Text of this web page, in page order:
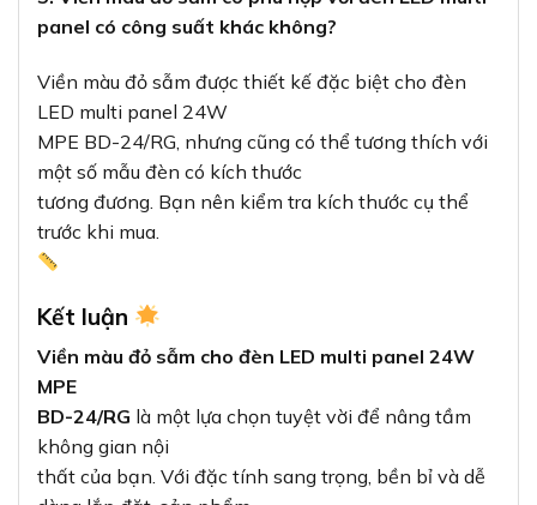
panel có công suất khác không?
Viền màu đỏ sẫm được thiết kế đặc biệt cho đèn
LED multi panel 24W
MPE BD-24/RG, nhưng cũng có thể tương thích với
một số mẫu đèn có kích thước
tương đương. Bạn nên kiểm tra kích thước cụ thể
trước khi mua.
Kết luận
Viền màu đỏ sẫm cho đèn LED multi panel 24W
MPE
BD-24/RG là một lựa chọn tuyệt vời để nâng tầm
không gian nội
thất của bạn. Với đặc tính sang trọng, bền bỉ và dễ